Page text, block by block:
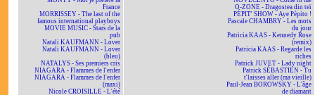
France
MORRISSEY - The last of the
famous international playboys
MOVIE MUSIC - Stars de la
pub
Natali KAUFMANN - Lover
Natali KAUFMANN - Lover
(bleu)
NATALYS - Ses premiers cris
NIAGARA - Flammes de l'enfer
NIAGARA - Flammes de l'enfer
(maxi)
Nicole CROISILLE - L'été
O-ZONE - Dragostea din teï
PÉPIT' SHOW - Aye Pépito !
Pascale CHAMBRY - Les mots
du jour
Patricia KAAS - Kennedy Rose
(remix)
Patricia KAAS - Regarde les
riches
Patrick JUVET - Lady night
Patrick SÉBASTIEN - Tu
t'laisses aller (ma vieille)
Paul-Jean BOROWSKY - L'âge
de diamant